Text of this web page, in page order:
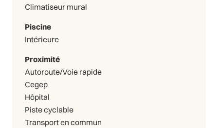
Climatiseur mural
Piscine
Intérieure
Proximité
Autoroute/Voie rapide
Cegep
Hôpital
Piste cyclable
Transport en commun